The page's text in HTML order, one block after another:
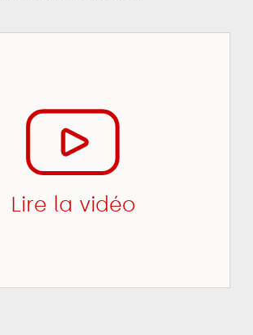
Lire la vidéo